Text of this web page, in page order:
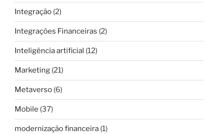
Integração (2)
Integrações Financeiras (2)
Inteligência artificial (12)
Marketing (21)
Metaverso (6)
Mobile (37)
modernização financeira (1)